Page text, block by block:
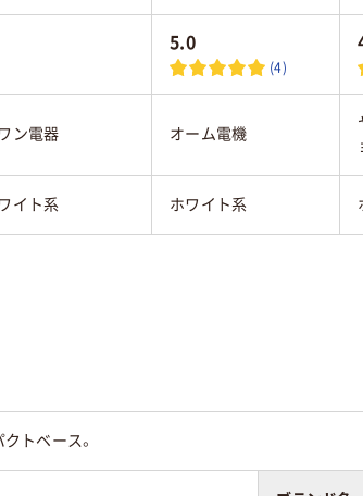
5.0
(4)
ン電器 オーム電機
イト系 ホワイト系
トベース。